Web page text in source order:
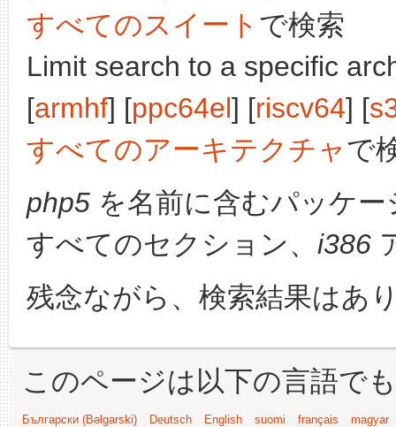
すべてのスイート で検索
Limit search to a specific
[armhf] [ppc64el] [riscv64] [
すべてのアーキテクチャで
php5 を名前に含むパッケー
すべてのセクション、 i386
残念ながら、検索結果はあ
このページは以下の言語で
Български (Bəlgarski) Deutsch English suomi français
magyar